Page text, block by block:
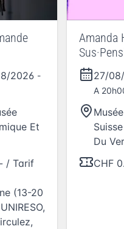
2026 -
Et
/ Tarif
(13-20
Amanda
27/
A
Du
CHF